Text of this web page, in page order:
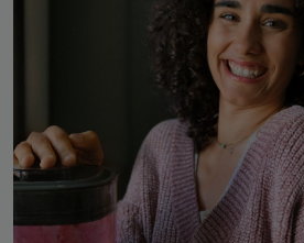
Ihre DKV / Ergo Subdirektion Guido Haß & Team in